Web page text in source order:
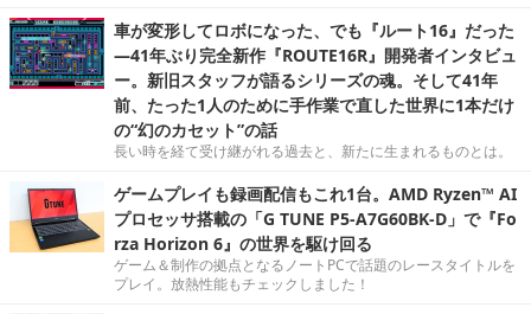
車が変形してロボになった、でも『ルート16』だった
―41年ぶり完全新作『ROUTE16R』開発者インタビュ
ー。新旧スタッフが語るシリーズの魂。そして41年
前、たった1人のために手作業で直した世界に1本だけ
の“幻のカセット”の話
長い時を経て受け継がれる過去と、新たに生まれるものとは。
ゲームプレイも録画配信もこれ1台。AMD Ryzen™ AI
プロセッサ搭載の「G TUNE P5-A7G60BK-D」で『Fo
rza Horizon 6』の世界を駆け回る
ゲーム＆制作の拠点となるノートPCで話題のレースタイトルを
プレイ。放熱性能もチェックしました！